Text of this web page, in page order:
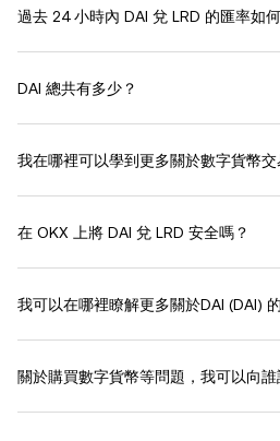
過去 24 小時內 DAI 兌 LRD 的匯率如
DAI 總共有多少？
我在哪裡可以學到更多關於數字貨幣交
在 OKX 上將 DAI 兌 LRD 安全嗎？
我可以在哪裡瞭解更多關於DAI (DAI)
關於購買數字貨幣等問題，我可以向誰